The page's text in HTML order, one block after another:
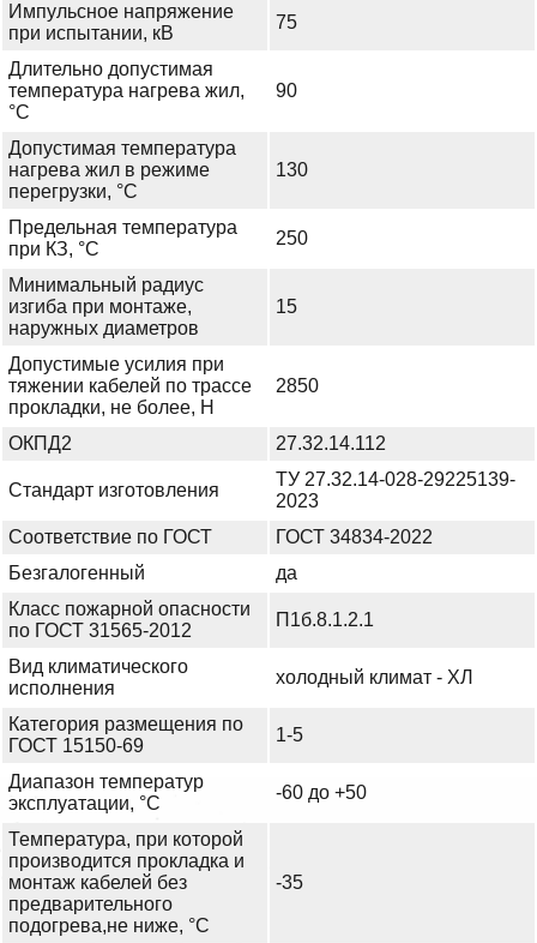
Импульсное напряжение
при испытании, кВ
75
Длительно допустимая
температура нагрева жил,
°С
90
Допустимая температура
нагрева жил в режиме
перегрузки, °С
130
Предельная температура
при КЗ, °С
250
Минимальный радиус
изгиба при монтаже,
наружных диаметров
15
Допустимые усилия при
тяжении кабелей по трассе
прокладки, не более, Н
2850
ОКПД2 27.32.14.112
Стандарт изготовления
ТУ 27.32.14-028-29225139-
2023
Соответствие по ГОСТ
ГОСТ 34834-2022
Безгалогенный
да
Класс пожарной опасности
по ГОСТ 31565-2012
П1б.8.1.2.1
Вид климатического
исполнения
холодный климат - ХЛ
Категория размещения по
ГОСТ 15150-69
1-5
Диапазон температур
эксплуатации, °С
-60 до +50
Температура, при которой
производится прокладка и
монтаж кабелей без
предварительного
подогрева,не ниже, °С
-35